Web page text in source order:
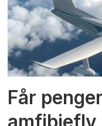
Får
amfibiefly